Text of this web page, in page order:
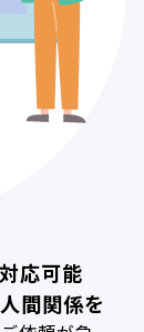
応可能
間関係を